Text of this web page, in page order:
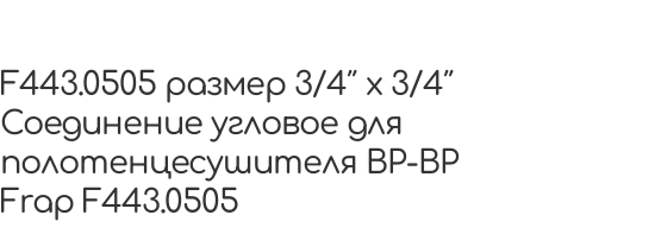
F443.0505 размер 3/4″ x 3/4″
Соединение угловое для
полотенцесушителя ВР-ВР
Frap F443.0505